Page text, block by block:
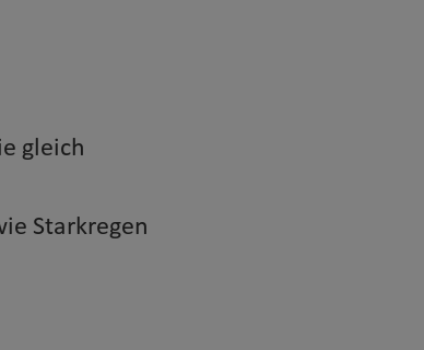
gleich
Starkregen